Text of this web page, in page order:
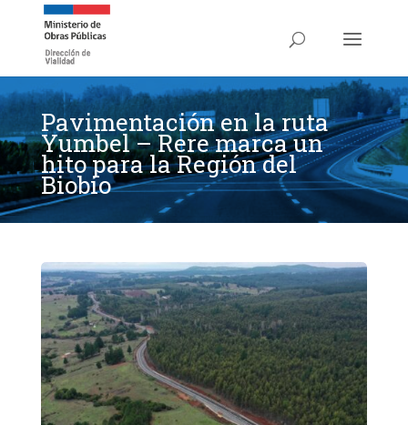
Pavimentación en la ruta
Yumbel – Rere marca un
hito para la Región del
Biobío